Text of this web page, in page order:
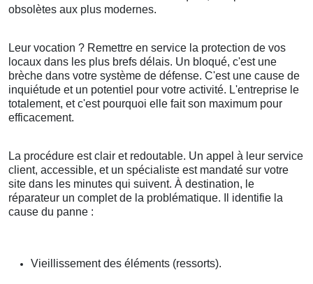
obsolètes aux plus modernes.
Leur vocation ? Remettre en service la protection de vos
locaux dans les plus brefs délais. Un bloqué, c'est une
brèche dans votre système de défense. C'est une cause de
inquiétude et un potentiel pour votre activité. L'entreprise le
totalement, et c'est pourquoi elle fait son maximum pour
efficacement.
La procédure est clair et redoutable. Un appel à leur service
client, accessible, et un spécialiste est mandaté sur votre
site dans les minutes qui suivent. À destination, le
réparateur un complet de la problématique. Il identifie la
cause du panne :
Vieillissement des éléments (ressorts).